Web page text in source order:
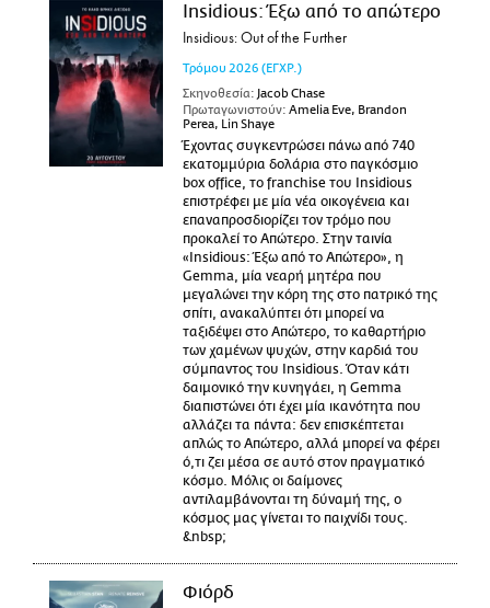
Insidious: Έξω από το απώτερο
Insidious: Out of the Further
Τρόμου 2026 (ΕΓΧΡ.)
Σκηνοθεσία: Jacob Chase
Πρωταγωνιστούν: Amelia Eve, Brandon
Perea, Lin Shaye
Έχοντας συγκεντρώσει πάνω από 740
εκατομμύρια δολάρια στο παγκόσμιο
box office, το franchise του Insidious
επιστρέφει με μία νέα οικογένεια και
επαναπροσδιορίζει τον τρόμο που
προκαλεί το Απώτερο. Στην ταινία
«Insidious: Έξω από το Απώτερο», η
Gemma, μία νεαρή μητέρα που
μεγαλώνει την κόρη της στο πατρικό της
σπίτι, ανακαλύπτει ότι μπορεί να
ταξιδέψει στο Απώτερο, το καθαρτήριο
των χαμένων ψυχών, στην καρδιά του
σύμπαντος του Insidious. Όταν κάτι
δαιμονικό την κυνηγάει, η Gemma
διαπιστώνει ότι έχει μία ικανότητα που
αλλάζει τα πάντα: δεν επισκέπτεται
απλώς το Απώτερο, αλλά μπορεί να φέρει
ό,τι ζει μέσα σε αυτό στον πραγματικό
κόσμο. Μόλις οι δαίμονες
αντιλαμβάνονται τη δύναμή της, ο
κόσμος μας γίνεται το παιχνίδι τους.
&nbsp;
Φιόρδ